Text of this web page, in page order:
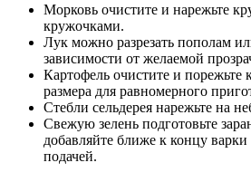
Морковь очистите и нарежьте
кружочками.
Лук можно разрезать пополам
зависимости от желаемой
Картофель очистите и порежьте
размера для равномерного
Стебли сельдерея нарежьте на
Свежую зелень подготовьте
добавляйте ближе к концу варки
подачей.